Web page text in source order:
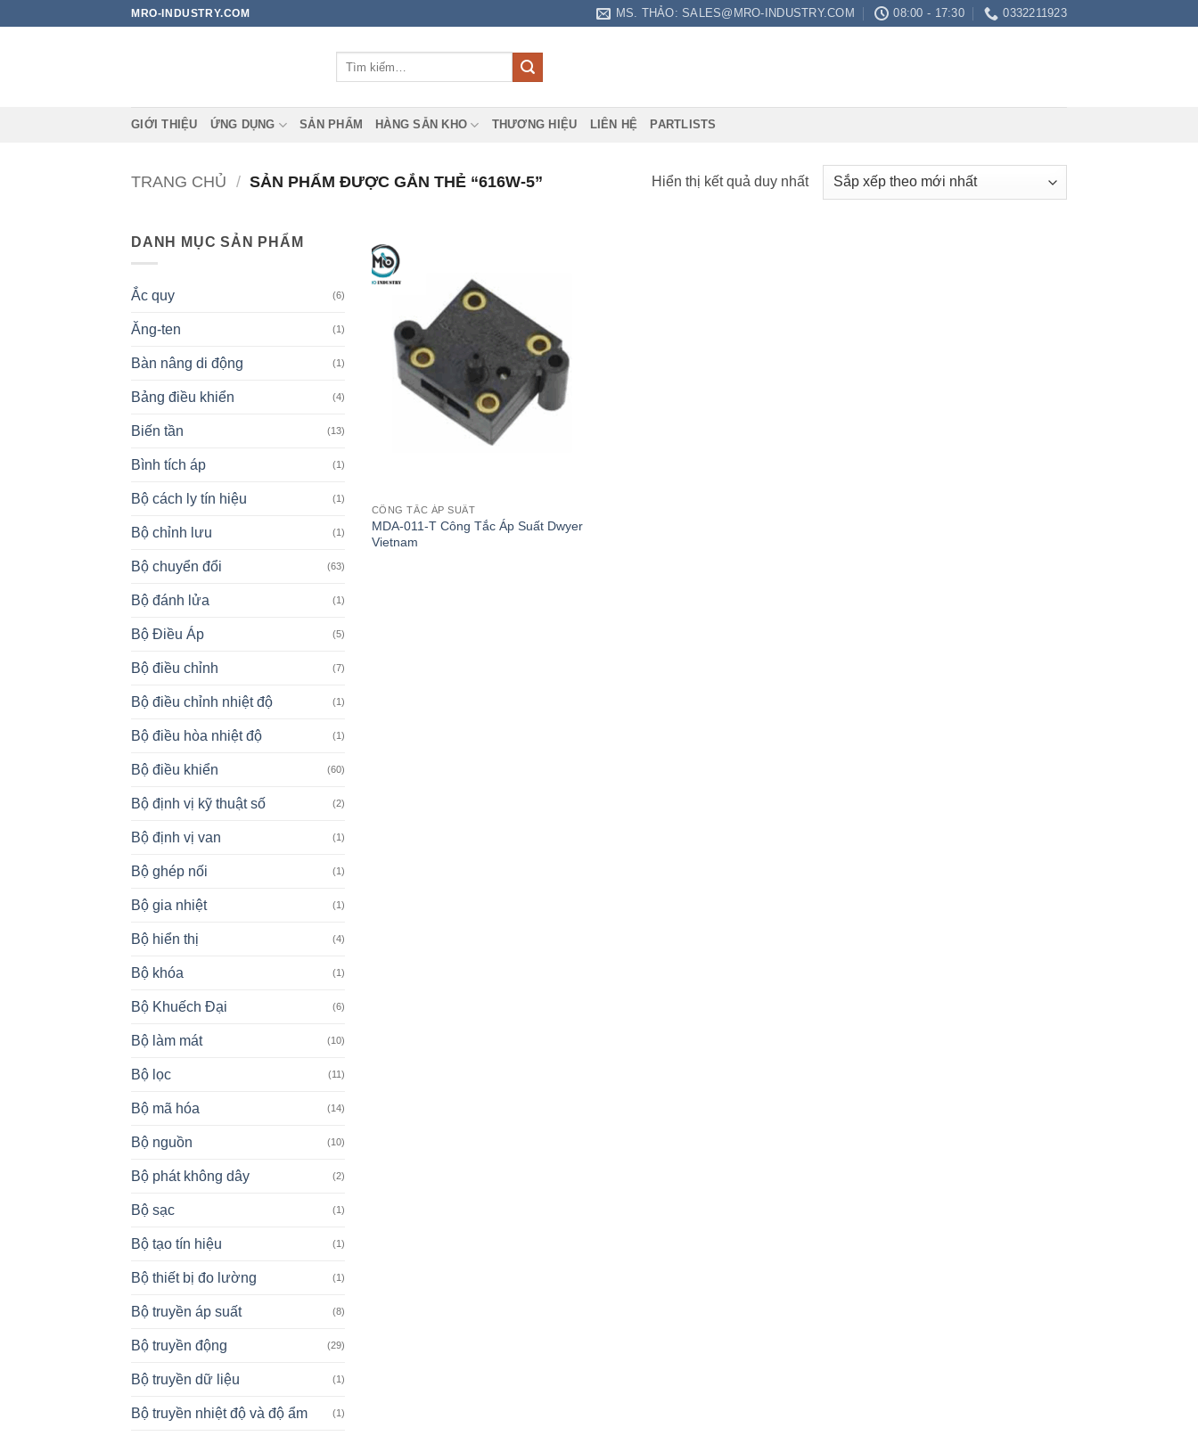
MRO-INDUSTRY.COM MS. THẢO: SALES@MRO-INDUSTRY.COM 08:00 - 17:30 0332211923
GIỚI THIỆU ỨNG DỤNG SẢN PHẨM HÀNG SẴN KHO THƯƠNG HIỆU LIÊN HỆ PARTLISTS
TRANG CHỦ / SẢN PHẨM ĐƯỢC GẮN THẺ “616W-5” Hiển thị kết quả duy nhất
DANH MỤC SẢN PHẨM
Ắc quy (6)
Ăng-ten (1)
Bàn nâng di động (1)
Bảng điều khiển (4)
Biến tần (13)
Bình tích áp (1)
Bộ cách ly tín hiệu (1)
Bộ chỉnh lưu (1)
Bộ chuyển đổi (63)
Bộ đánh lửa (1)
Bộ Điều Áp (5)
Bộ điều chỉnh (7)
Bộ điều chỉnh nhiệt độ (1)
Bộ điều hòa nhiệt độ (1)
Bộ điều khiển (60)
Bộ định vị kỹ thuật số (2)
Bộ định vị van (1)
Bộ ghép nối (1)
Bộ gia nhiệt (1)
Bộ hiển thị (4)
Bộ khóa (1)
Bộ Khuếch Đại (6)
Bộ làm mát (10)
Bộ lọc (11)
Bộ mã hóa (14)
Bộ nguồn (10)
Bộ phát không dây (2)
Bộ sạc (1)
Bộ tạo tín hiệu (1)
Bộ thiết bị đo lường (1)
Bộ truyền áp suất (8)
Bộ truyền động (29)
Bộ truyền dữ liệu (1)
Bộ truyền nhiệt độ và độ ẩm (1)
CÔNG TẮC ÁP SUẤT
MDA-011-T Công Tắc Áp Suất Dwyer
Vietnam